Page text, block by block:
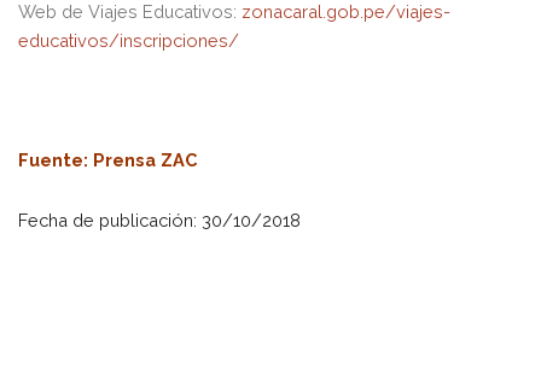
Web de Viajes Educativos: zonacaral.gob.pe/viajes-
educativos/inscripciones/
Fuente: Prensa ZAC
Fecha de publicación: 30/10/2018